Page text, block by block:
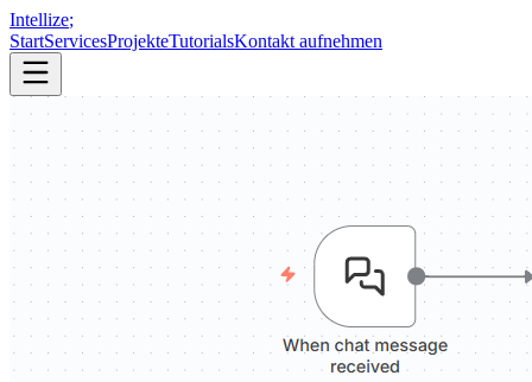
Intellize;
StartServicesProjekteTutorialsKontakt aufnehmen